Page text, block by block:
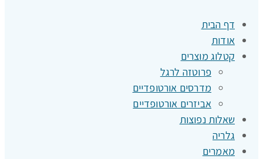
דף הבית
אודות
קטלוג מוצרים
פרוטזה לרגל
מדרסים אורטופדיים
אביזרים אורטופדיים
שאלות נפוצות
גלריה
מאמרים